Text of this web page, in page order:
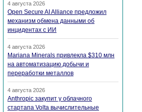
4 августа 2026
Open Secure AI Alliance предложил
механизм обмена данными об
инцидентах с ИИ
4 августа 2026
Mariana Minerals привлекла $310 млн
на автоматизацию добычи и
переработки металлов
4 августа 2026
Anthropic закупит у облачного
стартапа Volta вычислительные